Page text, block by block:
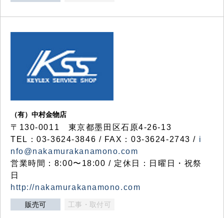
（有）中村金物店
〒130-0011 東京都墨田区石原4-26-13
TEL：03-3624-3846 / FAX：03-3624-2743 / i
nfo@nakamurakanamono.com
営業時間：8:00〜18:00 / 定休日：日曜日・祝祭
日
http://nakamurakanamono.com
販売可 工事・取付可